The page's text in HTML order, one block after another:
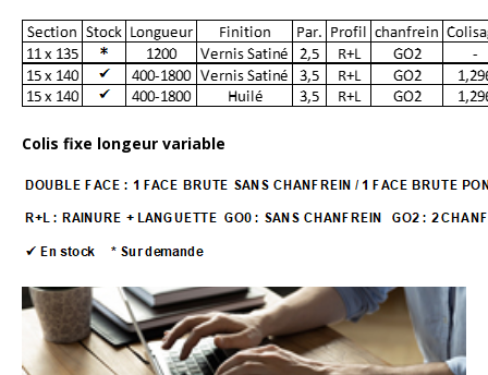
Colis fixe longeur variable